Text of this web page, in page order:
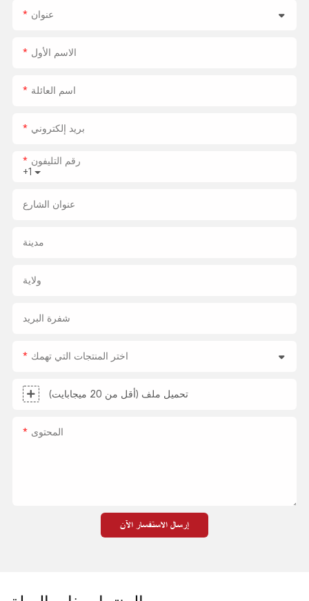
عنوان
الاسم الأول
اسم العائلة
بريد إلكتروني
+1
رقم التليفون
عنوان الشارع
مدينة
ولاية
شفرة البريد
اختر المنتجات التي تهمك
تحميل ملف (أقل من 20 ميجابايت)
المحتوى
إرسال الاستفسار الآن